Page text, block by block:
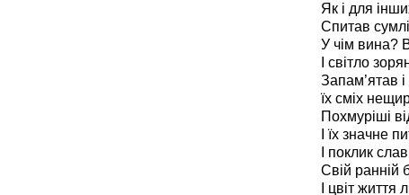
Як і для
Спитав
У чім вина?
І світло
Запам’ятав і
їх сміх
Похмуріші
І їх значне
І поклик
Свій ранній
І цвіт